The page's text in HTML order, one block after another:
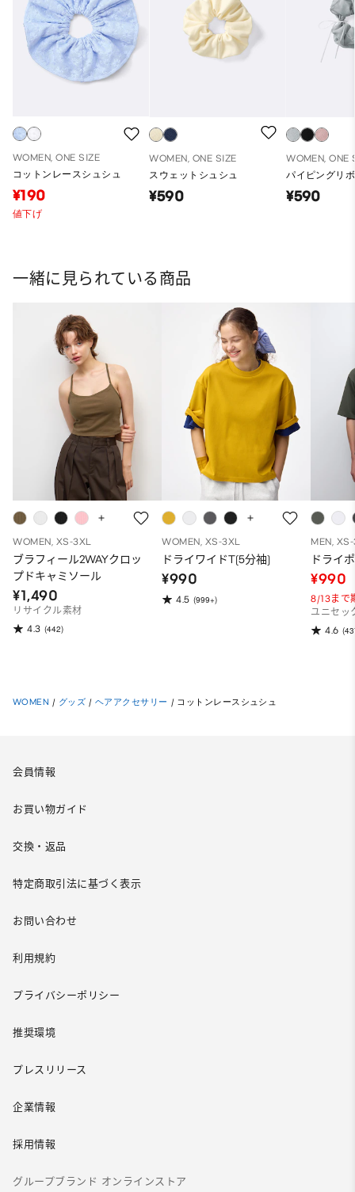
WOMEN, ONE SIZE
コットンレースシュシュ
¥190
値下げ
WOMEN, ONE SIZE
スウェットシュシュ
¥590
WOMEN, ONE
パイピングリ
¥590
一緒に見られている商品
WOMEN, XS-3XL
ブラフィール2WAYクロッ
プドキャミソール
¥1,490
リサイクル素材
4.3 (442)
WOMEN, XS-3XL
ドライワイドT(5分袖)
¥990
4.5 (999+)
MEN,
ドライ
¥990
8/13まで
ユニセッ
4.6
WOMEN / グッズ / ヘアアクセサリー / コットンレースシュシュ
会員情報
お買い物ガイド
交換・返品
特定商取引法に基づく表示
お問い合わせ
利用規約
プライバシーポリシー
推奨環境
プレスリリース
企業情報
採用情報
グループブランド オンラインストア